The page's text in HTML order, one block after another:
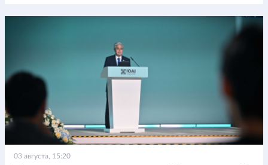
03 августа, 15:20